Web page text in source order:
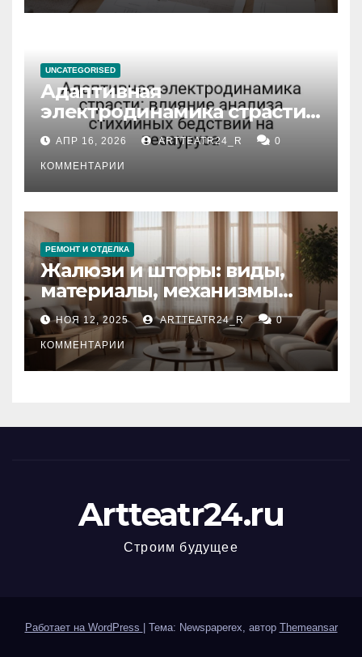
UNCATEGORISED
Адаптивная
электродинамика страсти:
влияние анализа
стихийных бедствий на
тезауруса
АПР 16, 2026 ARTTEATR24_R 0
КОММЕНТАРИИ
РЕМОНТ И ОТДЕЛКА
Жалюзи и шторы: виды,
материалы, механизмы
управления и уход
НОЯ 12, 2025 ARTTEATR24_R 0
КОММЕНТАРИИ
Artteatr24.ru
Строим будущее
Работает на WordPress Тема: Newspaperex, автор Themeansar